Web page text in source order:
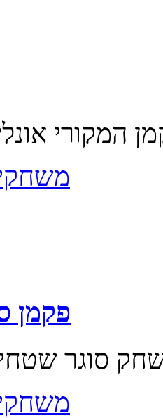
פקמן